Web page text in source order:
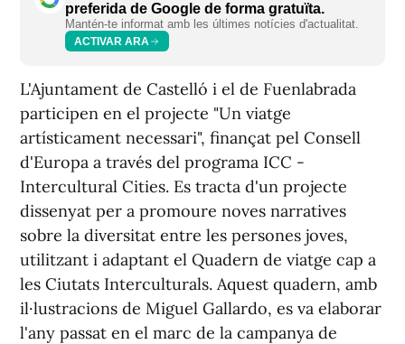
preferida de Google de forma gratuïta.
Mantén-te informat amb les últimes notícies d'actualitat.
ACTIVAR ARA
L'Ajuntament de Castelló i el de Fuenlabrada
participen en el projecte "Un viatge
artísticament necessari", finançat pel Consell
d'Europa a través del programa ICC -
Intercultural Cities. Es tracta d'un projecte
dissenyat per a promoure noves narratives
sobre la diversitat entre les persones joves,
utilitzant i adaptant el Quadern de viatge cap a
les Ciutats Interculturals. Aquest quadern, amb
il·lustracions de Miguel Gallardo, es va elaborar
l'any passat en el marc de la campanya de